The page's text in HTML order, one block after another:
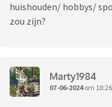
huishouden/ hobbys/
zou zijn?
Marty1984
07-06-2024om 18:26